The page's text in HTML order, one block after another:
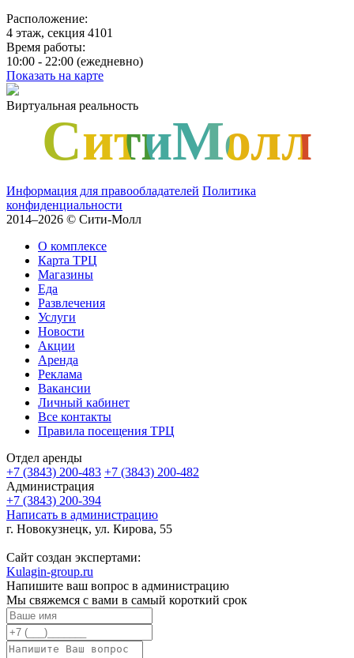
Расположение:
4 этаж, секция 4101
Время работы:
10:00 - 22:00 (ежедневно)
Показать на карте
Виртуальная реальность
СитиМолл
Информация для правообладателей Политика
конфиденциальности
2014–2026 © Сити-Молл
О комплексе
Карта ТРЦ
Магазины
Еда
Развлечения
Услуги
Новости
Акции
Аренда
Реклама
Вакансии
Личный кабинет
Все контакты
Правила посещения ТРЦ
Отдел аренды
+7 (3843) 200-483 +7 (3843) 200-482
Администрация
+7 (3843) 200-394
Написать в администрацию
г. Новокузнецк, ул. Кирова, 55
Сайт создан экспертами:
Kulagin-group.ru
Напишите ваш вопрос в администрацию
Мы свяжемся с вами в самый короткий срок